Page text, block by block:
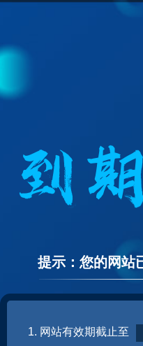
提示：您的网站
1. 网站有效期截止至